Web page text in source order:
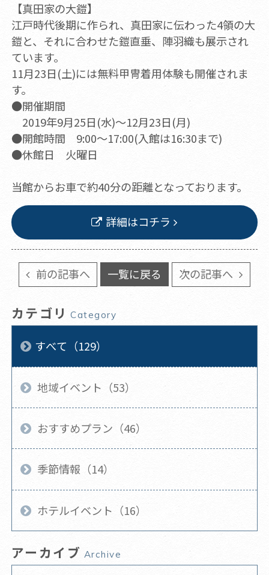
【真田家の大鎧】
江戸時代後期に作られ、真田家に伝わった4領の大
鎧と、それに合わせた鎧直垂、陣羽織も展示され
ています。
11月23日(土)には無料甲冑着用体験も開催されま
す。
●開催期間
2019年9月25日(水)～12月23日(月)
●開館時間 9:00～17:00(入館は16:30まで)
●休館日 火曜日
当館からお車で約40分の距離となっております。
詳細はコチラ
前の記事へ 一覧に戻る 次の記事へ
カテゴリ Category
すべて（129）
地域イベント（53）
おすすめプラン（46）
季節情報（14）
ホテルイベント（16）
アーカイブ Archive